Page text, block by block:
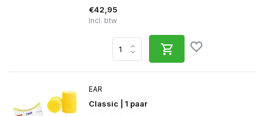
€42,95
Incl. btw
EAR
Classic | 1 paar